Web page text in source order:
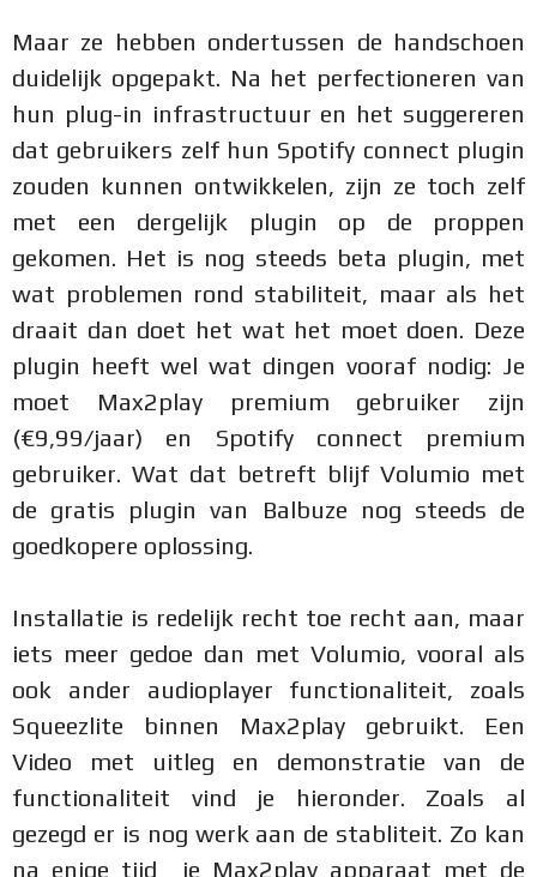
Maar ze hebben ondertussen de handschoen
duidelijk opgepakt. Na het perfectioneren van
hun plug-in infrastructuur en het suggereren
dat gebruikers zelf hun Spotify connect plugin
zouden kunnen ontwikkelen, zijn ze toch zelf
met een dergelijk plugin op de proppen
gekomen. Het is nog steeds beta plugin, met
wat problemen rond stabiliteit, maar als het
draait dan doet het wat het moet doen. Deze
plugin heeft wel wat dingen vooraf nodig: Je
moet Max2play premium gebruiker zijn
(€9,99/jaar) en Spotify connect premium
gebruiker. Wat dat betreft blijf Volumio met
de gratis plugin van Balbuze nog steeds de
goedkopere oplossing.
Installatie is redelijk recht toe recht aan, maar
iets meer gedoe dan met Volumio, vooral als
ook ander audioplayer functionaliteit, zoals
Squeezlite binnen Max2play gebruikt. Een
Video met uitleg en demonstratie van de
functionaliteit vind je hieronder. Zoals al
gezegd er is nog werk aan de stabliteit. Zo kan
na enige tijd je Max2play apparaat met de